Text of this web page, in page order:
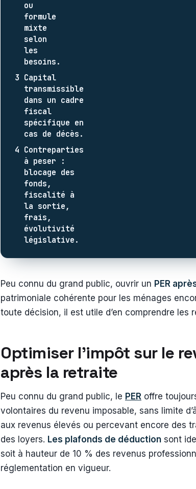
ou
formule
mixte
selon
les
besoins.
3 Capital
transmissible
dans un cadre
fiscal
spécifique en
cas de décès.
4 Contreparties
à peser :
blocage des
fonds,
fiscalité à
la sortie,
frais,
évolutivité
législative.
Peu connu du grand public, ouvrir un PER
patrimoniale cohérente pour les ménages
toute décision, il est utile d’en comprendre
Optimiser l’impôt sur le
après la retraite
Peu connu du grand public, le PER offre
volontaires du revenu imposable, sans limite
aux revenus élevés ou percevant encore des
des loyers. Les plafonds de déduction sont
soit à hauteur de 10 % des revenus
réglementation en vigueur.